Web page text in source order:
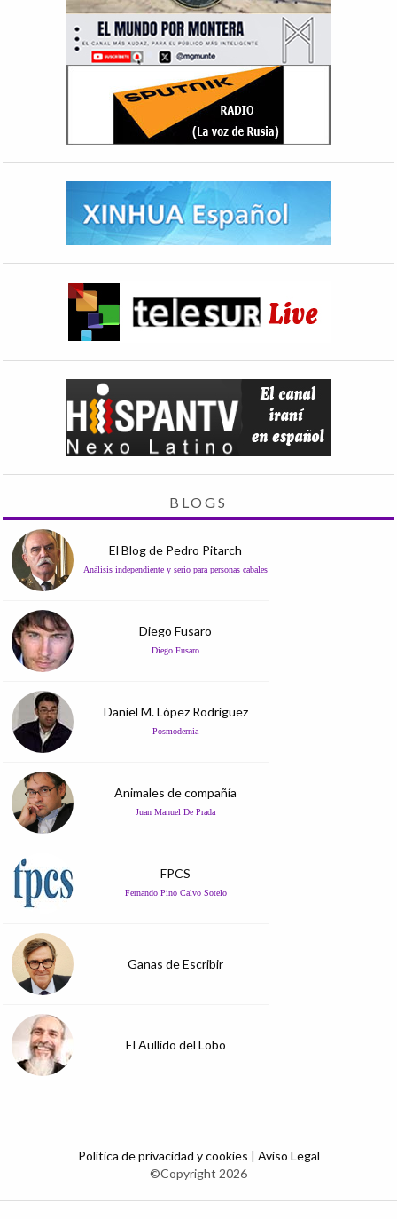
BLOGS
El Blog de Pedro Pitarch
Análisis independiente y serio para personas cabales
Diego Fusaro
Diego Fusaro
Daniel M. López Rodríguez
Posmodernia
Animales de compañía
Juan Manuel De Prada
FPCS
Fernando Pino Calvo Sotelo
Ganas de Escribir
El Aullido del Lobo
Política de privacidad y cookies | Aviso Legal
©Copyright 2026